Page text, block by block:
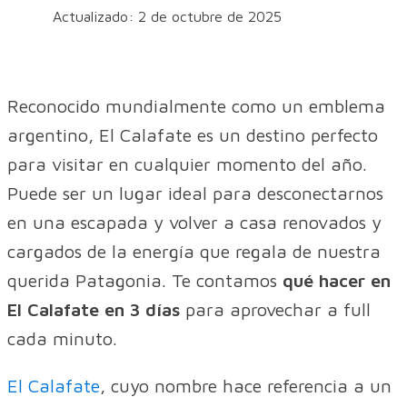
Actualizado: 2 de octubre de 2025
Reconocido mundialmente como un emblema
argentino, El Calafate es un destino perfecto
para visitar en cualquier momento del año.
Puede ser un lugar ideal para desconectarnos
en una escapada y volver a casa renovados y
cargados de la energía que regala de nuestra
querida Patagonia. Te contamos qué hacer en
El Calafate en 3 días para aprovechar a full
cada minuto.
El Calafate, cuyo nombre hace referencia a un